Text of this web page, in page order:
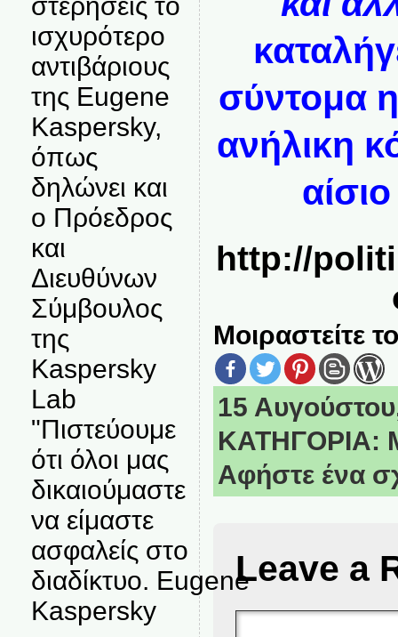
ισχυρότερο
αντιβάριους
της Eugene
Kaspersky,
όπως
δηλώνει και
ο Πρόεδρος
και
Διευθύνων
Σύμβουλος
της
Kaspersky
Lab
"Πιστεύουμε
ότι όλοι μας
δικαιούμαστε
να είμαστε
ασφαλείς στο
διαδίκτυο. Eugene
Kaspersky
σύντομα
ανήλικη
http://
Μοιραστείτε
15
ΚΑΤΗΓΟΡΙΑ:
Αφήστε ένα
Leave a